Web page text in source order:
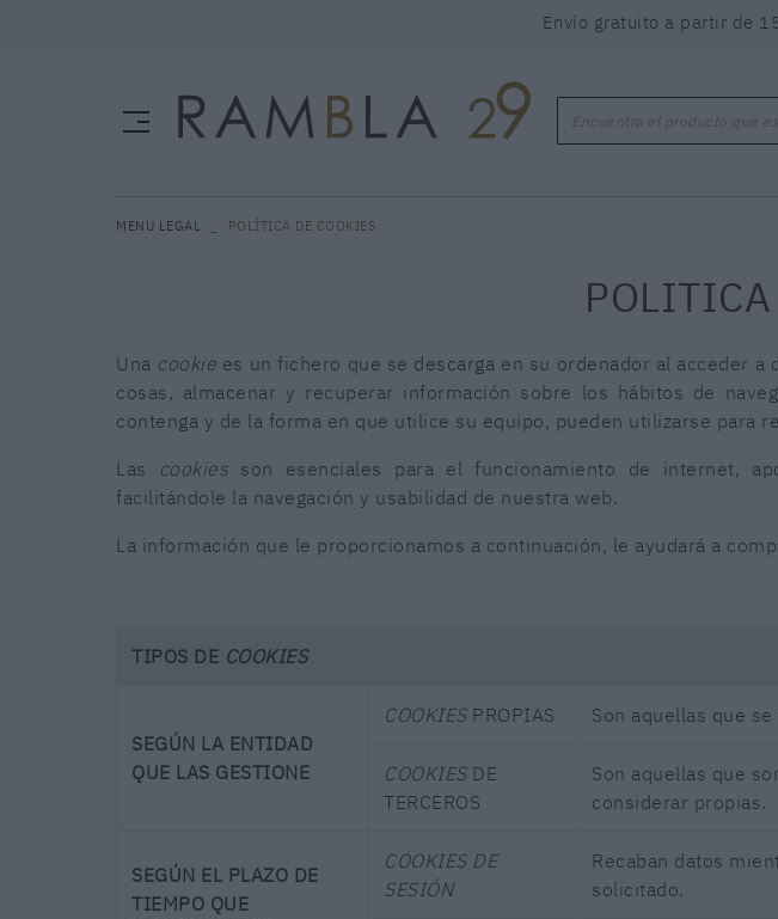
Envío gratuito a partir de
Encuentra el producto que
MENU LEGAL POLÍTICA DE COOKIES
Una cookie es un fichero que se descarga en su ordenador al acceder a
cosas, almacenar y recuperar información sobre los hábitos de
contenga y de la forma en que utilice su equipo, pueden utilizarse para
Las
cookies son esenciales para el funcionamiento de internet,
facilitándole la navegación y usabilidad de nuestra web.
La información que le proporcionamos a continuación, le ayudará a
TIPOS DE COOKIES
SEGÚN LA ENTIDAD
QUE LAS GESTIONE
COOKIESPROPIAS Son aquellas que
COOKIESDE
TERCEROS
Son aquellas que
considerar propias.
SEGÚN EL PLAZO DE
TIEMPO QUE
COOKIES DE
SESIÓN
Recaban datos
solicitado.